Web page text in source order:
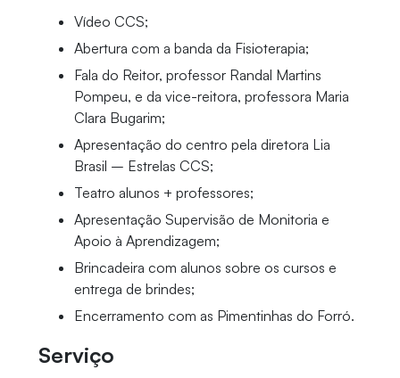
Vídeo CCS;
Abertura com a banda da Fisioterapia;
Fala do Reitor, professor Randal Martins
Pompeu, e da vice-reitora, professora Maria
Clara Bugarim;
Apresentação do centro pela diretora Lia
Brasil – Estrelas CCS;
Teatro alunos + professores;
Apresentação Supervisão de Monitoria e
Apoio à Aprendizagem;
Brincadeira com alunos sobre os cursos e
entrega de brindes;
Encerramento com as Pimentinhas do Forró.
Serviço